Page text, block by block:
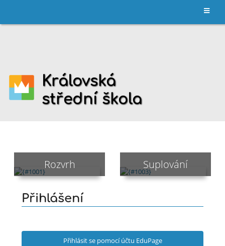
Královská
střední škola
Rozvrh Suplování
Přihlášení
Přihlásit se pomocí účtu EduPage